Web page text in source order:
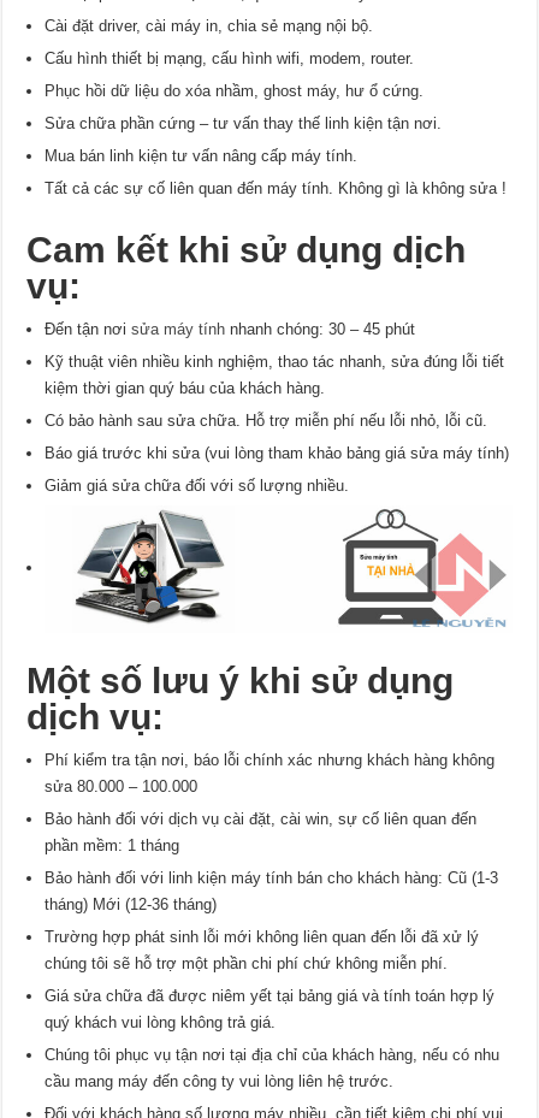
Cài đặt driver, cài máy in, chia sẻ mạng nội bộ.
Cấu hình thiết bị mạng, cấu hình wifi, modem, router.
Phục hồi dữ liệu do xóa nhầm, ghost máy, hư ổ cứng.
Sửa chữa phần cứng – tư vấn thay thế linh kiện tận nơi.
Mua bán linh kiện tư vấn nâng cấp máy tính.
Tất cả các sự cố liên quan đến máy tính. Không gì là không sửa !
Cam kết khi sử dụng dịch
vụ:
Đến tận nơisửa máy tính nhanh chóng: 30 – 45 phút
Kỹ thuật viên nhiều kinh nghiệm, thao tác nhanh, sửa đúng lỗi tiết
kiệm thời gian quý báu của khách hàng.
Có bảo hành sau sửa chữa. Hỗ trợ miễn phí nếu lỗi nhỏ, lỗi cũ.
Báo giá trước khi sửa (vui lòng tham khảo bảng giá sửa máy tính)
Giảm giá sửa chữa đối với số lượng nhiều.
Một số lưu ý khi sử dụng
dịch vụ:
Phí kiểm tra tận nơi, báo lỗi chính xác nhưng khách hàng không
sửa 80.000 – 100.000
Bảo hành đối với dịch vụ cài đặt, cài win, sự cố liên quan đến
phần mềm: 1 tháng
Bảo hành đối với linh kiện máy tính bán cho khách hàng: Cũ (1-3
tháng) Mới (12-36 tháng)
Trường hợp phát sinh lỗi mới không liên quan đến lỗi đã xử lý
chúng tôi sẽ hỗ trợ một phần chi phí chứ không miễn phí.
Giá sửa chữa đã được niêm yết tại bảng giá và tính toán hợp lý
quý khách vui lòng không trả giá.
Chúng tôi phục vụ tận nơi tại địa chỉ của khách hàng, nếu có nhu
cầu mang máy đến công ty vui lòng liên hệ trước.
Đối với khách hàng số lượng máy nhiều, cần tiết kiệm chi phí vui